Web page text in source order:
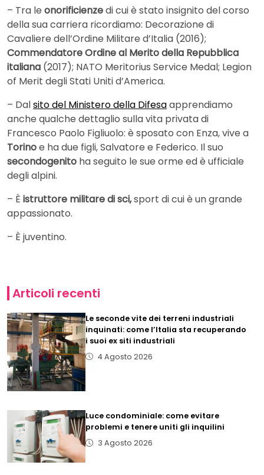
– Tra le onorificienzedi cui è stato insignito del corso
della sua carriera ricordiamo: Decorazione di
Cavaliere dell’Ordine Militare d’Italia (2016);
Commendatore Ordine al Merito della Repubblica
italiana (2017); NATO Meritorius Service Medal; Legion
of Merit degli Stati Uniti d’America.
– Dalsito del Ministero della Difesaapprendiamo
anche qualche dettaglio sulla vita privata di
Francesco Paolo Figliuolo: è sposato con Enza, vive a
Torinoe ha due figli, Salvatore e Federico. Il suo
secondogenito ha seguito le sue orme ed è ufficiale
degli alpini.
– È istruttore militare di sci,sport di cui è un grande
appassionato.
– È juventino.
Articoli recenti
Le seconde vite dei terreni industriali
inquinati: come l’Italia sta recuperando
i suoi ex siti industriali
4 Agosto 2026
Luce condominiale: come evitare
problemi e tenere uniti gli inquilini
3 Agosto 2026